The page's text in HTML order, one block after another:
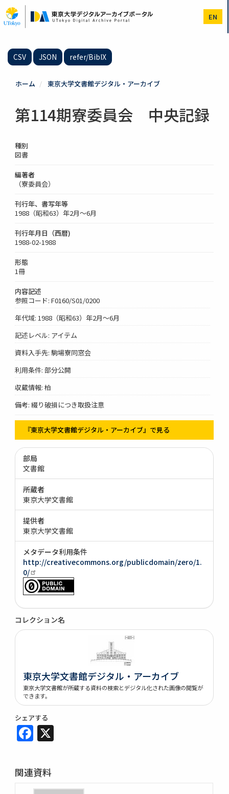
イ
ン
EN
CSV JSON refer/BibIX
ホーム 東京大学文書館デジタル・アーカイブ
第114期寮委員会 中央記録
種別
図書
編著者
（寮委員会）
刊行年、書写年等
1988（昭和63）年2月～6月
刊行年月日（西暦)
1988-02-1988
形態
1冊
内容記述
参照コード: F0160/S01/0200
年代域: 1988（昭和63）年2月～6月
記述レベル: アイテム
資料入手先: 駒場寮同窓会
利用条件: 部分公開
収蔵情報: 柏
備考: 綴り破損につき取扱注意
『東京大学文書館デジタル・アーカイブ』で見る
部局
文書館
所蔵者
東京大学文書館
提供者
東京大学文書館
メタデータ利用条件
http://creativecommons.org/publicdomain/zero/1.
0/
コレクション名
東京大学文書館デジタル・アーカイブ
東京大学文書館が所蔵する資料の検索とデジタル化された画像の閲覧が
できます。
シェアする
Facebook
関連資料